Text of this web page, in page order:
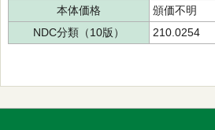
本体価格
頒価不明
NDC分類（10版）
210.0254